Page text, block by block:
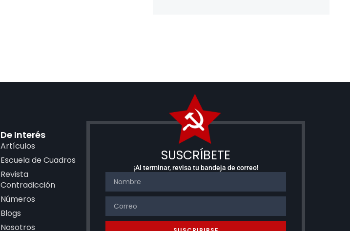
De Interés
Artículos
Escuela de Cuadros
Revista
Contradicción
Números
Blogs
Nosotros
SUSCRÍBETE
¡Al terminar, revisa tu bandeja de correo!